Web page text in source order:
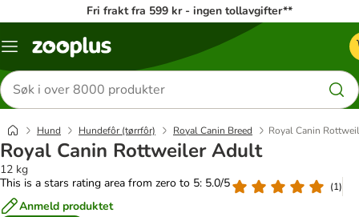
Fri frakt fra 599 kr - ingen tollavgifter**
Katalogmeny
Søk
etter
produkter
Hund Hundefôr (tørrfôr) Royal Canin Breed Royal Canin
Royal Canin Rottweiler Adult
12 kg
This is a stars rating area from zero to 5: 5.0/5
(1)
Anmeld produktet